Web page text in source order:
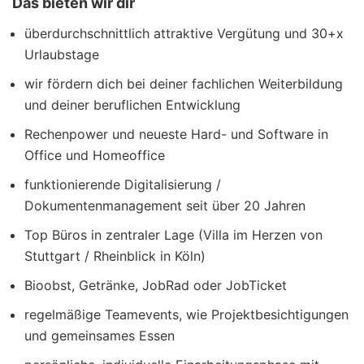
überdurchschnittlich attraktive Vergütung und 30+x
Urlaubstage
wir fördern dich bei deiner fachlichen Weiterbildung
und deiner beruflichen Entwicklung
Rechenpower und neueste Hard- und Software in
Office und Homeoffice
funktionierende Digitalisierung /
Dokumentenmanagement seit über 20 Jahren
Top Büros in zentraler Lage (Villa im Herzen von
Stuttgart / Rheinblick in Köln)
Bioobst, Getränke, JobRad oder JobTicket
regelmäßige Teamevents, wie Projektbesichtigungen
und gemeinsames Essen